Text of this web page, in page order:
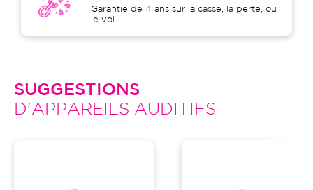
Garantie de 4 ans sur la casse, la perte, ou
le vol
SUGGESTIONS
D'APPAREILS AUDITIFS